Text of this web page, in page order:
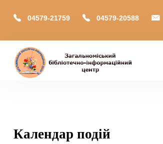
Головна
Читачам
04579-21759 04579-20588
Календар подій